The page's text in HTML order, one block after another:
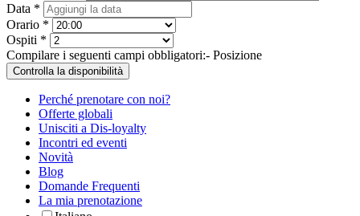
Data *
Orario *
Ospiti *
Compilare i seguenti campi obbligatori:- Posizione
Controlla la disponibilità
Perché prenotare con noi?
Offerte globali
Unisciti a Dis-loyalty
Incontri ed eventi
Novità
Blog
Domande Frequenti
La mia prenotazione